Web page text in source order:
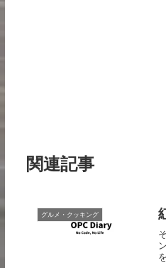
関連記事
グルメ・クッキング